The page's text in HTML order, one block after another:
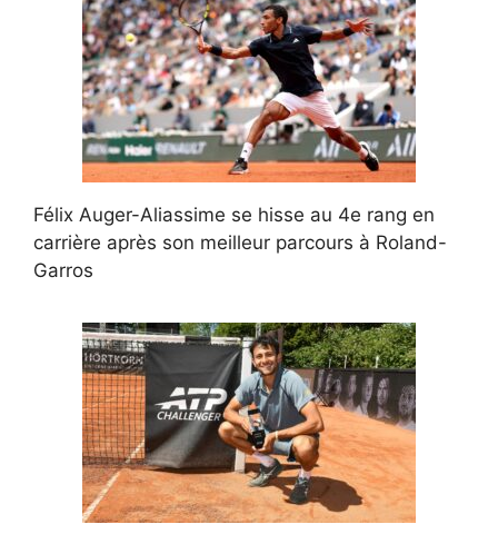
Félix Auger-Aliassime se hisse au 4e rang en
carrière après son meilleur parcours à Roland-
Garros